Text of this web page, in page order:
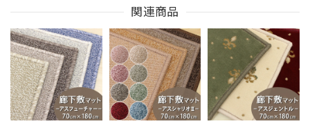
関連商品